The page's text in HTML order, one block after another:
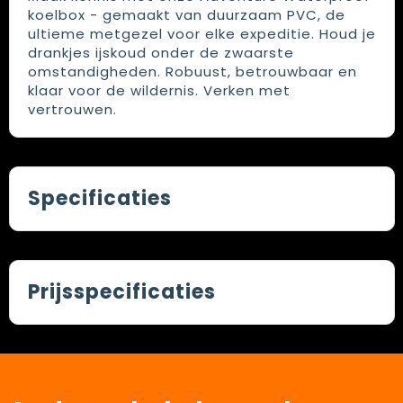
koelbox - gemaakt van duurzaam PVC, de
ultieme metgezel voor elke expeditie. Houd je
drankjes ijskoud onder de zwaarste
omstandigheden. Robuust, betrouwbaar en
klaar voor de wildernis. Verken met
vertrouwen.
Specificaties
Prijsspecificaties